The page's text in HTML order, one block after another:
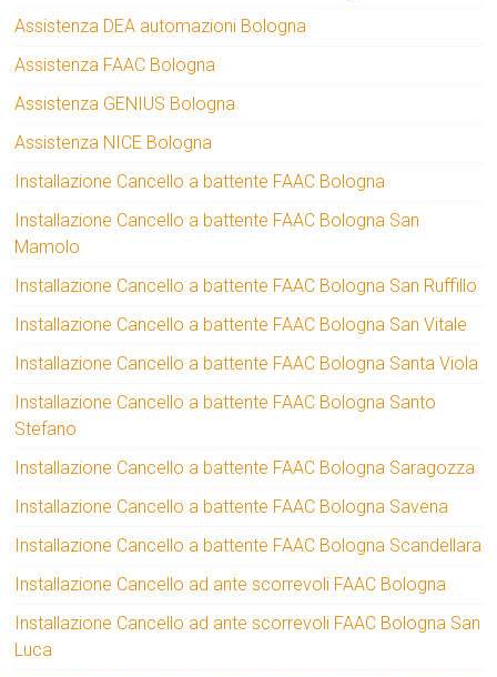
Assistenza DEA automazioni Bologna
Assistenza FAAC Bologna
Assistenza GENIUS Bologna
Assistenza NICE Bologna
Installazione Cancello a battente FAAC Bologna
Installazione Cancello a battente FAAC Bologna San
Mamolo
Installazione Cancello a battente FAAC Bologna San Ruffillo
Installazione Cancello a battente FAAC Bologna San Vitale
Installazione Cancello a battente FAAC Bologna Santa Viola
Installazione Cancello a battente FAAC Bologna Santo
Stefano
Installazione Cancello a battente FAAC Bologna Saragozza
Installazione Cancello a battente FAAC Bologna Savena
Installazione Cancello a battente FAAC Bologna Scandellara
Installazione Cancello ad ante scorrevoli FAAC Bologna
Installazione Cancello ad ante scorrevoli FAAC Bologna San
Luca